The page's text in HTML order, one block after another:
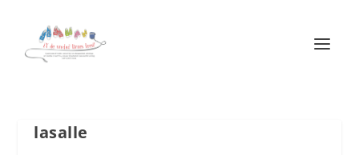
lasalle